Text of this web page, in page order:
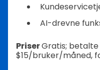
AI-drevne
PriserGratis;
$15/bruker/måned,